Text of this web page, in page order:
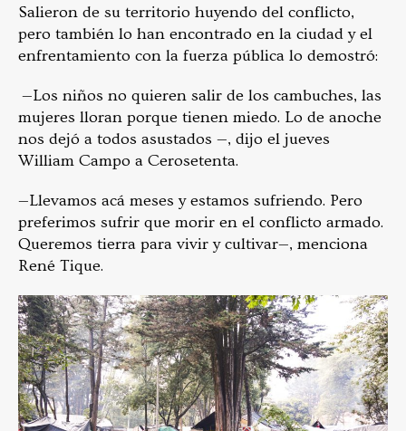
Salieron de su territorio huyendo del conflicto,
pero también lo han encontrado en la ciudad y el
enfrentamiento con la fuerza pública lo demostró:
—Los niños no quieren salir de los cambuches, las
mujeres lloran porque tienen miedo. Lo de anoche
nos dejó a todos asustados —, dijo el jueves
William Campo a Cerosetenta.
—Llevamos acá meses y estamos sufriendo. Pero
preferimos sufrir que morir en el conflicto armado.
Queremos tierra para vivir y cultivar—, menciona
René Tique.